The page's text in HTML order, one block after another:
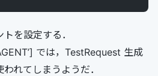
を設定する．
では，TestRequest 生成
れてしまうようだ．